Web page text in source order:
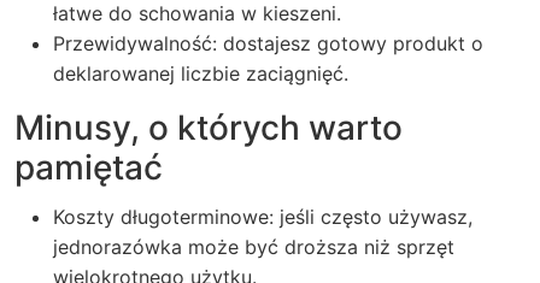
łatwe do schowania w kieszeni.
Przewidywalność: dostajesz gotowy produkt o
deklarowanej liczbie zaciągnięć.
Minusy, o których warto
pamiętać
Koszty długoterminowe: jeśli często używasz,
jednorazówka może być droższa niż sprzęt
wielokrotnego użytku.